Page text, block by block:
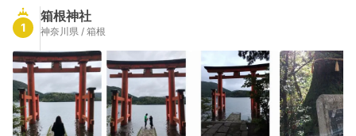
1
箱根神社
神奈川県 / 箱根